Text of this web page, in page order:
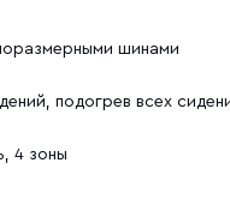
шинами
подогрев всех
4 зоны